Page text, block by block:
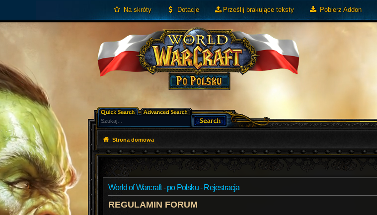
Na skróty Dotacje Prześlij brakujące teksty Pobierz Addon
Strona domowa
World of Warcraft - po Polsku - Rejestracja
REGULAMIN FORUM